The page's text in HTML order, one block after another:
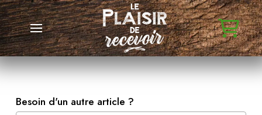
Besoin d'un autre article ?